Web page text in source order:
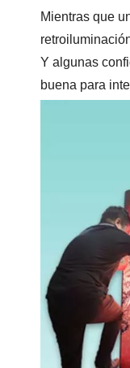
Mientras que
Y algunas
buena para